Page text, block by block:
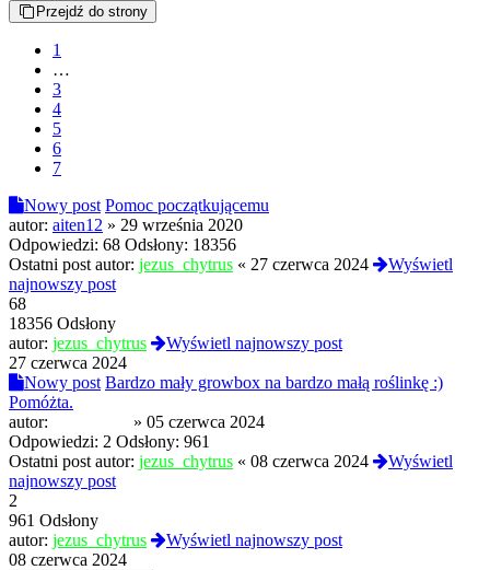
Przejdź do strony
1
…
3
4
5
6
7
Nowy post Pomoc początkującemu
autor: aiten12 » 29 września 2020
Odpowiedzi: 68 Odsłony: 18356
Ostatni post autor: jezus_chytrus « 27 czerwca 2024
Wyświetl
najnowszy post
68
18356 Odsłony
autor: jezus_chytrus
Wyświetl najnowszy post
27 czerwca 2024
Nowy post Bardzo mały growbox na bardzo małą roślinkę :)
Pomóżta.
autor:
» 05 czerwca 2024
Odpowiedzi: 2 Odsłony: 961
Ostatni post autor: jezus_chytrus « 08 czerwca 2024
Wyświetl
najnowszy post
2
961 Odsłony
autor: jezus_chytrus
Wyświetl najnowszy post
08 czerwca 2024